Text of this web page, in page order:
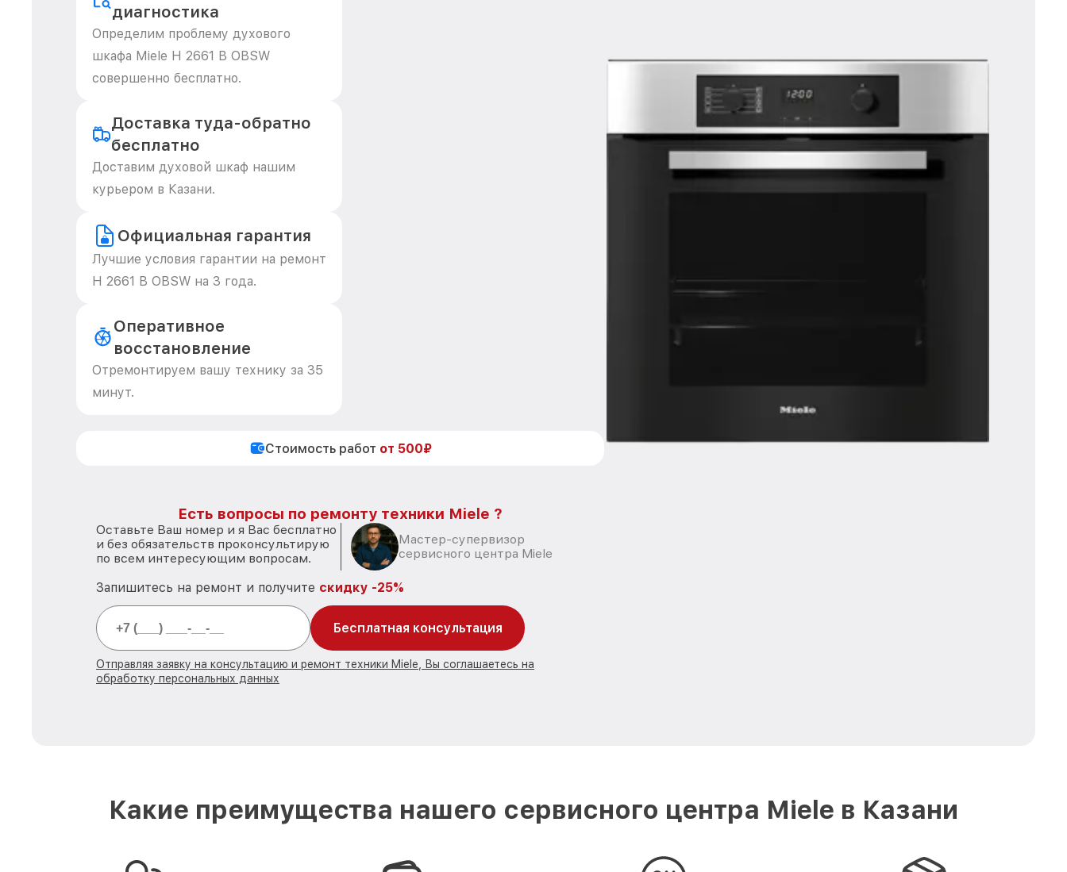
диагностика
Определим проблему духового
шкафа Miele H 2661 B OBSW
совершенно бесплатно.
Доставка туда-обратно
бесплатно
Доставим духовой шкаф нашим
курьером в Казани.
Официальная гарантия
Лучшие условия гарантии на ремонт
H 2661 B OBSW на 3 года.
Оперативное
восстановление
Отремонтируем вашу технику за 35
минут.
Стоимость работ от 500₽
Есть вопросы по ремонту техники Miele ?
Оставьте Ваш номер и я Вас бесплатно
и без обязательств проконсультирую
по всем интересующим вопросам.
Мастер-супервизор
сервисного центра Miele
Запишитесь на ремонт и получите скидку -25%
Бесплатная консультация
Отправляя заявку на консультацию и ремонт техники Miele, Вы соглашаетесь на
обработку персональных данных
Какие преимущества нашего сервисного центра Miele в Казани